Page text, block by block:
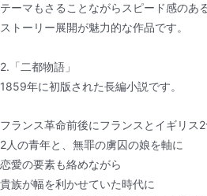
テーマもさることながらスピード感のあ
ストーリー展開が魅力的な作品です。
2.「二都物語」
1859年に初版された長編小説です。
フランス革命前後にフランスとイギリス
2人の青年と、無罪の虜囚の娘を軸に
恋愛の要素も絡めながら
貴族が幅を利かせていた時代に